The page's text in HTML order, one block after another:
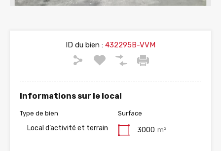
ID du bien : 432295B-VVM
Informations sur le local
Type de bien
Local d’activité et terrain
Surface
3000 m²